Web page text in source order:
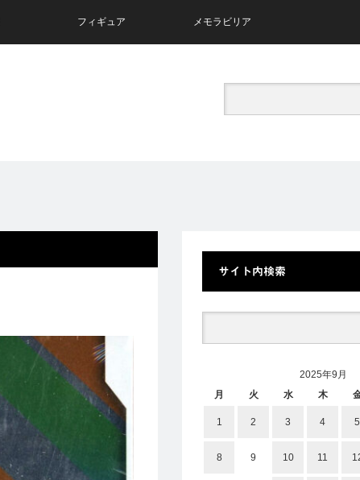
フィギュア メモラビリア
サイト内検索
2025年9月
月
火 水 木
1 2 3 4 5
8 9 10 11